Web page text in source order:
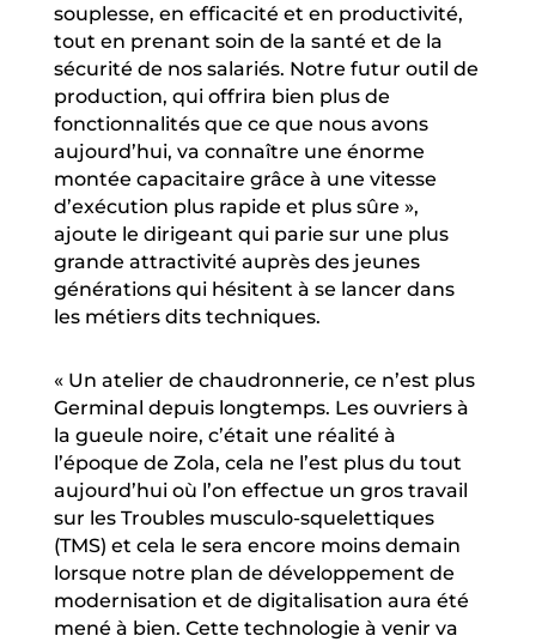
souplesse, en efficacité et en productivité,
tout en prenant soin de la santé et de la
sécurité de nos salariés. Notre futur outil de
production, qui offrira bien plus de
fonctionnalités que ce que nous avons
aujourd’hui, va connaître une énorme
montée capacitaire grâce à une vitesse
d’exécution plus rapide et plus sûre »,
ajoute le dirigeant qui parie sur une plus
grande attractivité auprès des jeunes
générations qui hésitent à se lancer dans
les métiers dits techniques.
« Un atelier de chaudronnerie, ce n’est plus
Germinal depuis longtemps. Les ouvriers à
la gueule noire, c’était une réalité à
l’époque de Zola, cela ne l’est plus du tout
aujourd’hui où l’on effectue un gros travail
sur les Troubles musculo-squelettiques
(TMS) et cela le sera encore moins demain
lorsque notre plan de développement de
modernisation et de digitalisation aura été
mené à bien. Cette technologie à venir va